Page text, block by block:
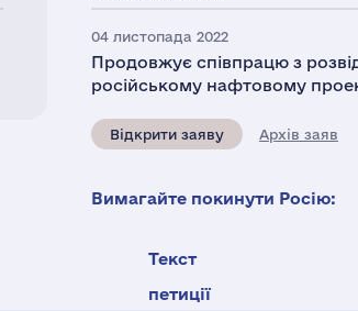
04 листопада 2022
Продовжує співпрацю з
російському нафтовому
Відкрити заяву Архів заяв
Вимагайте покинути Росію:
Текст
петиції